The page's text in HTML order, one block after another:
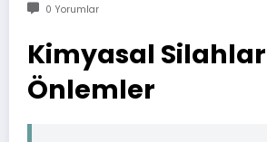
0 Yorumlar
Kimyasal
Önlemler